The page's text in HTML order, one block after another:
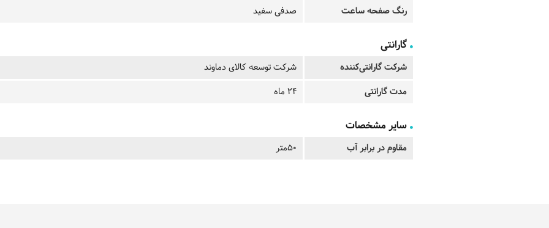
رنگ صفحه ساعت
صدفی سفید
گارانتی
شرکت گارانتی‌کننده
شرکت توسعه کالای دماوند
مدت گارانتی
24 ماه
سایر مشخصات
مقاوم در برابر آب 50متر